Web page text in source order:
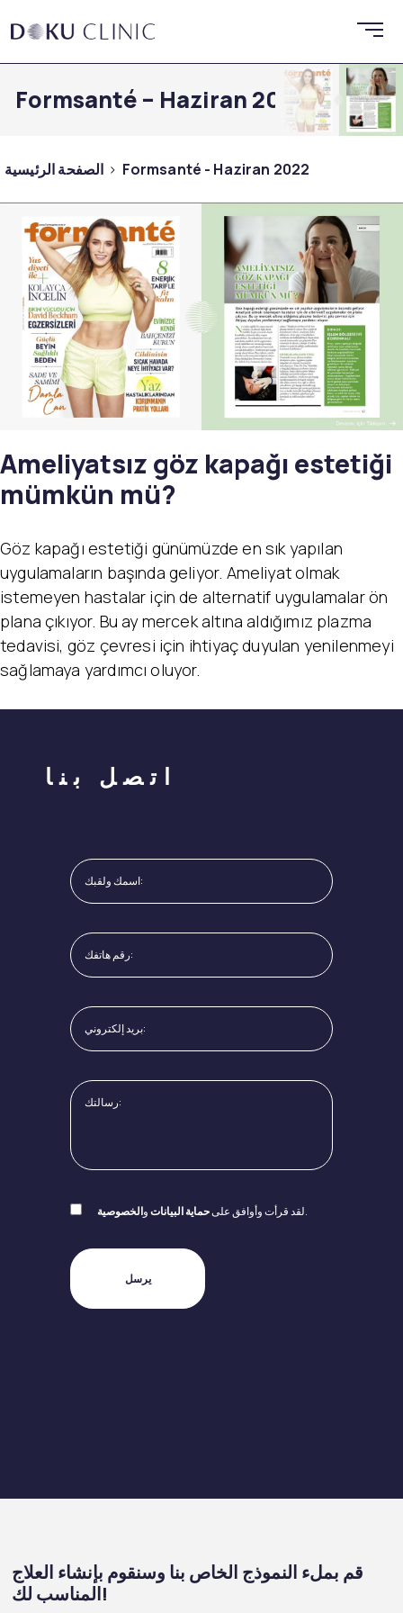
Formsanté – Haziran 2022
الصفحة الرئيسية Formsanté - Haziran 2022
Ameliyatsız göz kapağı estetiği
mümkün mü?
Göz kapağı estetiği günümüzde en sık yapılan
uygulamaların başında geliyor. Ameliyat olmak
istemeyen hastalar için de alternatif uygulamalar ön
plana çıkıyor. Bu ay mercek altına aldığımız plazma
tedavisi, göz çevresi için ihtiyaç duyulan yenilenmeyi
sağlamaya yardımcı oluyor.
اتصل بنا
لقد قرأت وأوافق علىحماية البياناتوالخصوصية .
قم بملء النموذج الخاص بنا وسنقوم بإنشاء العلاج
المناسب لك!